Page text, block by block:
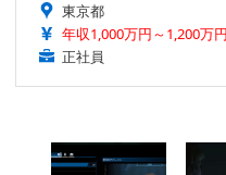
東京都
年収1,000万円～1,200万円
正社員